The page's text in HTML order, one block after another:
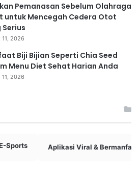
Pemanasan Sebelum Olahraga
untuk Mencegah Cedera Otot
11, 2026
Biji Bijian Seperti Chia Seed
Menu Diet Sehat Harian Anda
11, 2026
Sports Aplikasi Viral & Bermanfaat